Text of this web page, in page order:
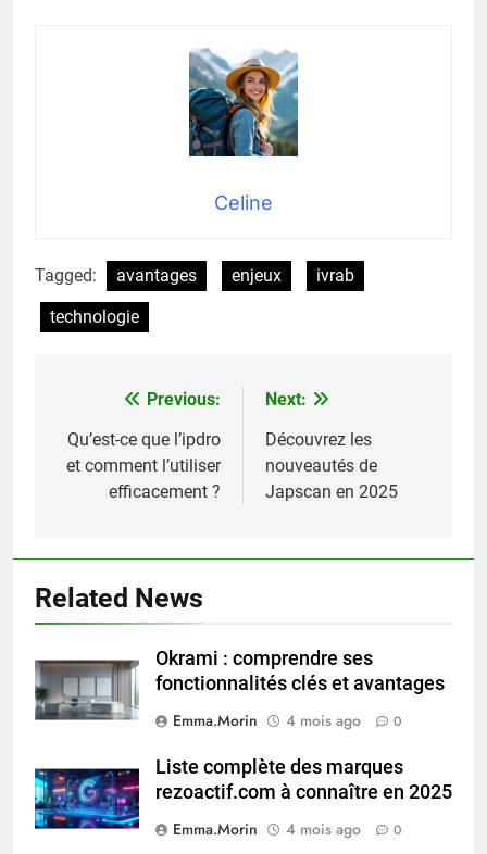
Celine
Tagged: avantages enjeux
ivrab
technologie
Navigation
de
l’article
Previous:
Qu’est-ce que l’ipdro
et comment l’utiliser
efficacement ?
Next:
Découvrez les
nouveautés de
Japscan en 2025
Related News
Okrami : comprendre ses
fonctionnalités clés et avantages
Emma.Morin
4 mois ago 0
Liste complète des marques
rezoactif.com à connaître en 2025
Emma.Morin
4 mois ago 0